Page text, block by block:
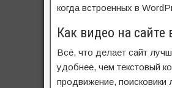
когда встроенных в
Как видео на
Всё, что делает сайт
удобнее, чем текстовый
продвижение, поисковики